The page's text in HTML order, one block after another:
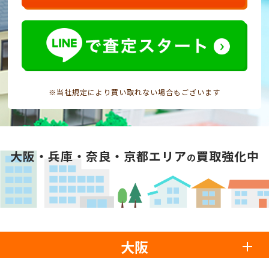
※当社規定により買い取れない場合もございます
大阪・兵庫・奈良・京都エリアの買取強化中
大阪